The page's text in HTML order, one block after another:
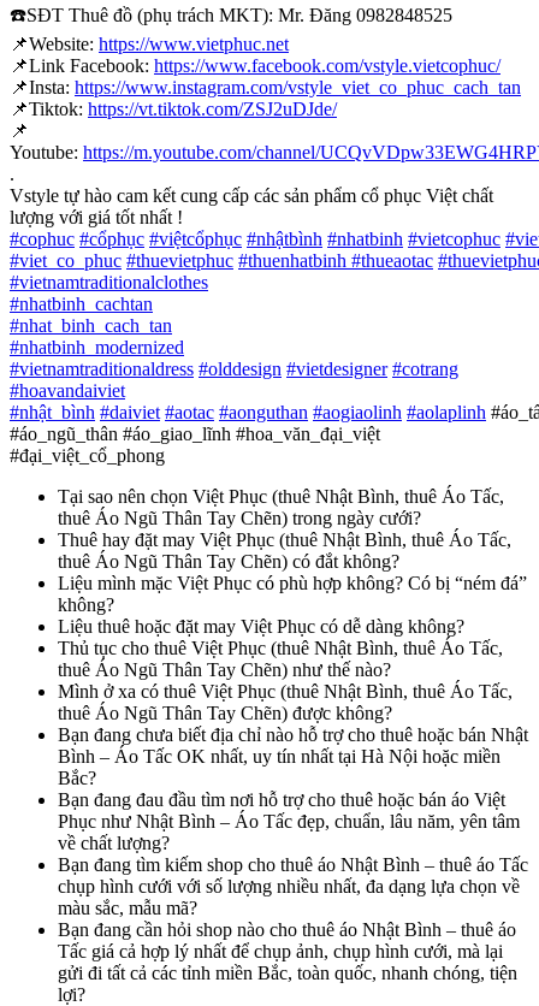
☎️SĐT Thuê đồ (phụ trách MKT): Mr. Đăng 0982848525
📌Website: https://www.vietphuc.net
📌Link Facebook: https://www.facebook.com/vstyle.vietcophuc/
📌Insta: https://www.instagram.com/vstyle_viet_co_phuc_cach_tan
📌Tiktok: https://vt.tiktok.com/ZSJ2uDJde/
📌
Youtube: https://m.youtube.com/channel/
.
Vstyle tự hào cam kết cung cấp các sản phẩm cổ phục Việt chất
lượng với giá tốt nhất !
#cophuc #cổphục #việtcổphục #nhậtbình #nhatbinh #vietcophuc #
#viet_co_phuc #thuevietphuc #thuenhatbinh #thueaotac #
#vietnamtraditionalclothes
#nhatbinh_cachtan
#nhat_binh_cach_tan
#nhatbinh_modernized
#vietnamtraditionaldress #olddesign #vietdesigner #cotrang
#hoavandaiviet
#nhật_bình #daiviet #aotac #aonguthan #aogiaolinh #aolaplinh
#áo_ngũ_thân #áo_giao_lĩnh #hoa_văn_đại_việt
#đại_việt_cổ_phong
Tại sao nên chọn Việt Phục (thuê Nhật Bình, thuê Áo Tấc,
thuê Áo Ngũ Thân Tay Chẽn) trong ngày cưới?
Thuê hay đặt may Việt Phục (thuê Nhật Bình, thuê Áo Tấc,
thuê Áo Ngũ Thân Tay Chẽn) có đắt không?
Liệu mình mặc Việt Phục có phù hợp không? Có bị “ném đá”
không?
Liệu thuê hoặc đặt may Việt Phục có dễ dàng không?
Thủ tục cho thuê Việt Phục (thuê Nhật Bình, thuê Áo Tấc,
thuê Áo Ngũ Thân Tay Chẽn) như thế nào?
Mình ở xa có thuê Việt Phục (thuê Nhật Bình, thuê Áo Tấc,
thuê Áo Ngũ Thân Tay Chẽn) được không?
Bạn đang chưa biết địa chỉ nào hỗ trợ cho thuê hoặc bán Nhật
Bình – Áo Tấc OK nhất, uy tín nhất tại Hà Nội hoặc miền
Bắc?
Bạn đang đau đầu tìm nơi hỗ trợ cho thuê hoặc bán áo Việt
Phục như Nhật Bình – Áo Tấc đẹp, chuẩn, lâu năm, yên tâm
về chất lượng?
Bạn đang tìm kiếm shop cho thuê áo Nhật Bình – thuê áo Tấc
chụp hình cưới với số lượng nhiều nhất, đa dạng lựa chọn về
màu sắc, mẫu mã?
Bạn đang cần hỏi shop nào cho thuê áo Nhật Bình – thuê áo
Tấc giá cả hợp lý nhất để chụp ảnh, chụp hình cưới, mà lại
gửi đi tất cả các tỉnh miền Bắc, toàn quốc, nhanh chóng, tiện
lợi?